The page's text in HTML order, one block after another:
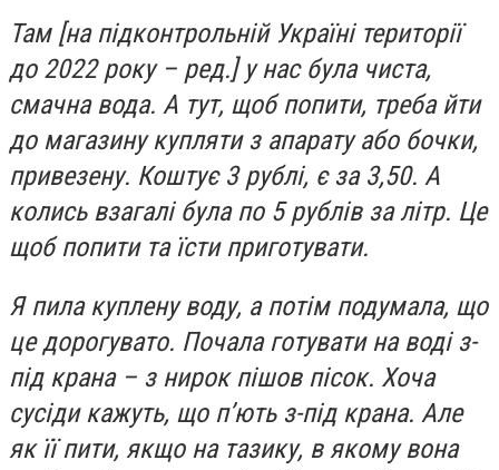
Там [на підконтрольній Україні території
до 2022 року – ред.] у нас була чиста,
смачна вода. А тут, щоб попити, треба йти
до магазину купляти з апарату або бочки,
привезену. Коштує 3 рублі, є за 3,50. А
колись взагалі була по 5 рублів за літр. Це
щоб попити та їсти приготувати.
Я пила куплену воду, а потім подумала, що
це дорогувато. Почала готувати на воді з-
під крана – з нирок пішов пісок. Хоча
сусіди кажуть, що п’ють з-під крана. Але
як її пити, якщо на тазику, в якому вона